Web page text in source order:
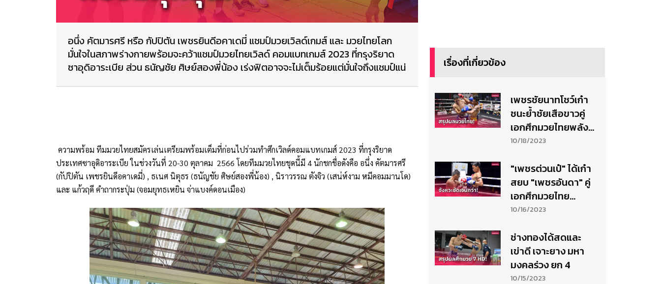
อนึ่ง คัตมารศรี หรือ กัปปิตัน เพชรยินดีอคาเดมี่ แชมป์มวยเวิลด์เกมส์ และ มวยไทยโลก
มั่นใจในสภาพร่างกายพร้อมจะคว้าแชมป์มวยไทยเวิลด์ คอมแบทเกมส์ 2023 ที่กรุงริยาด
ซาอุดิอาระเบีย ส่วน ธนัญชัย ศิษย์สองพี่น้อง เร่งฟิตอาจจะไม่เต็มร้อยแต่มั่นใจถึงแชมป์แน่
ความพร้อม ทีมมวยไทยสมัครเล่นเตรียมพร้อมเต็มที่ก่อนไปร่วมทำศึกเวิลด์คอมแบทเกมส์ 2023 ที่กรุงริยาด
ประเทศซาอุดิอาระเบีย ในช่วงวันที่ 20-30 ตุลาคม 2566 โดยทีมมวยไทยชุดนี้มี 4 นักชกชื่อดังคือ อนึ่ง คัตมารศรี
(กัปปิตัน เพชรยินดีอคาเดมี่) , ธเนศ นิตุธร (ธนัญชัย ศิษย์สองพี่น้อง) , นิราวรรณ ตังจิว (เสน่ห์งาม หมีคอมมานโด)
และ แก้วฤดี คำถากระปุ่ม (จอมยุทธเหยิน จ่าแบงค์ดอนเมือง)
เรื่องที่เกี่ยวข้อง
เพชรชัยนาทโชว์เก๋า
ชนะย้ำชัยเสือขาวคู่
เอกศึกมวยไทยพลัง
ใหม่
10/18/2023
"เพชรต่วนเป๋" ได้เก๋า
สยบ "เพชรอันดา" คู่
เอกศึกมวยไทย
พันธมิตร
10/16/2023
ช่างทองได้สดและ
เข่าดี เจาะยาง มหา
มงคลร่วง ยก 4
10/15/2023